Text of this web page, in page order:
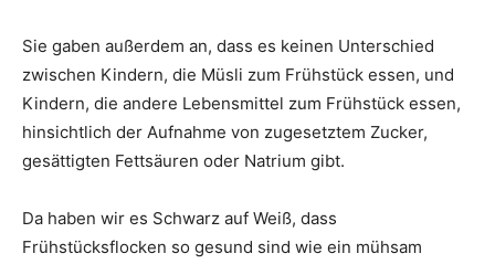
Sie gaben außerdem an, dass es keinen Unterschied
zwischen Kindern, die Müsli zum Frühstück essen, und
Kindern, die andere Lebensmittel zum Frühstück essen,
hinsichtlich der Aufnahme von zugesetztem Zucker,
gesättigten Fettsäuren oder Natrium gibt.
Da haben wir es Schwarz auf Weiß, dass
Frühstücksflocken so gesund sind wie ein mühsam